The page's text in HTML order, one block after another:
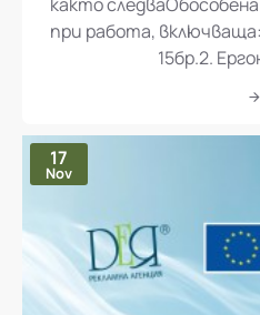
при работа,
15бр.2.
17
Nov